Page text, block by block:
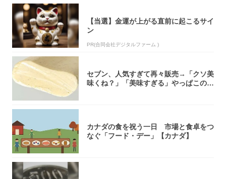
【当選】金運が上がる直前に起こるサイ
ン
PR(合同会社デジタルファーム )
セブン、人気すぎて再々販売→「クソ美
味くね？」「美味すぎる」やっぱこのク
カナダの食を祝う一日 市場と食卓をつ
なぐ「フード・デー」【カナダ】